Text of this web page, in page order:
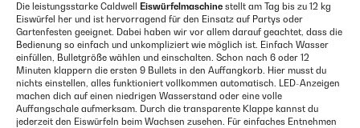
Die leistungsstarke Caldwell
Eiswürfelmaschine stellt am Tag bis zu 12 kg
Eiswürfel her und ist hervorragend für den Einsatz auf Partys oder
Gartenfesten geeignet. Dabei haben wir vor allem darauf geachtet, dass die
Bedienung so einfach und unkompliziert wie möglich ist. Einfach Wasser
einfüllen, Bulletgröße wählen und einschalten. Schon nach 6 oder 12
Minuten klappern die ersten 9 Bullets in den Auffangkorb. Hier musst du
nichts einstellen, alles funktioniert vollkommen automatisch. LED-Anzeigen
machen dich auf einen niedrigen Wasserstand oder eine volle
Auffangschale aufmerksam. Durch die transparente Klappe kannst du
jederzeit den Eiswürfeln beim Wachsen zusehen. Für einfaches Entnehmen